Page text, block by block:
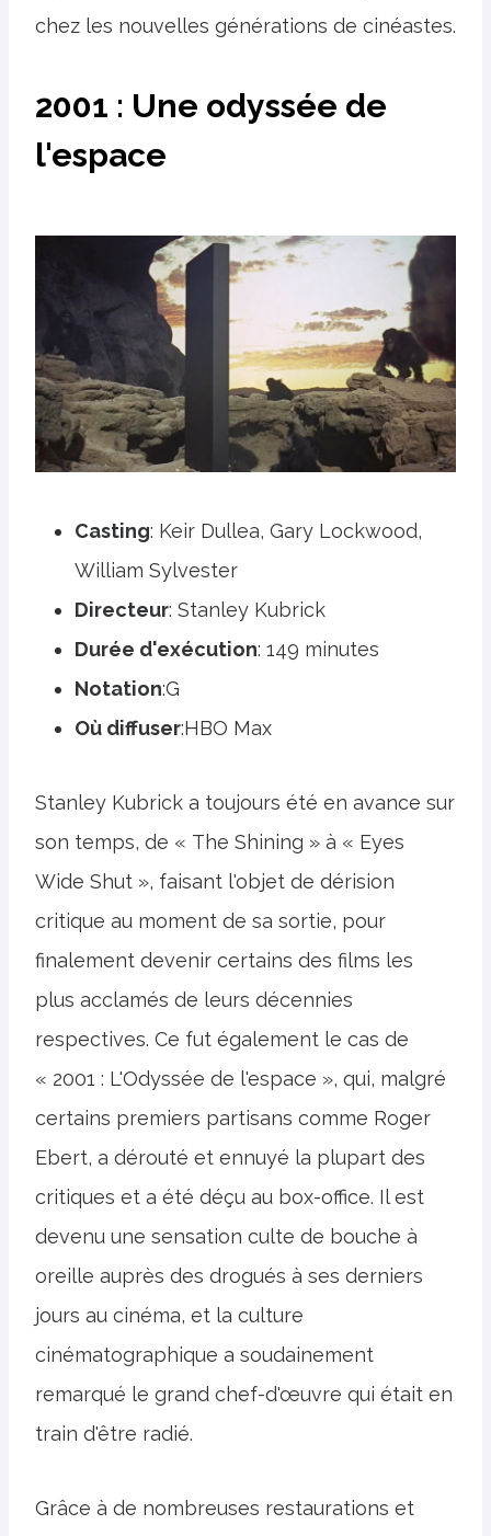
chez les nouvelles générations de cinéastes.
2001 : Une odyssée de
l'espace
Casting: Keir Dullea, Gary Lockwood,
William Sylvester
Directeur: Stanley Kubrick
Durée d'exécution: 149 minutes
Notation:G
Où diffuser:HBO Max
Stanley Kubrick a toujours été en avance sur
son temps, de « The Shining » à « Eyes
Wide Shut », faisant l'objet de dérision
critique au moment de sa sortie, pour
finalement devenir certains des films les
plus acclamés de leurs décennies
respectives. Ce fut également le cas de
« 2001 : L'Odyssée de l'espace », qui, malgré
certains premiers partisans comme Roger
Ebert, a dérouté et ennuyé la plupart des
critiques et a été déçu au box-office. Il est
devenu une sensation culte de bouche à
oreille auprès des drogués à ses derniers
jours au cinéma, et la culture
cinématographique a soudainement
remarqué le grand chef-d'œuvre qui était en
train d'être radié.
Grâce à de nombreuses restaurations et